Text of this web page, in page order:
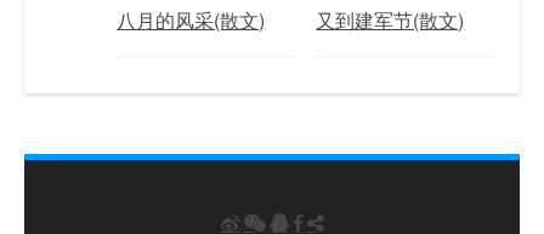
八月的风采(散文) 又到建军节(散文)